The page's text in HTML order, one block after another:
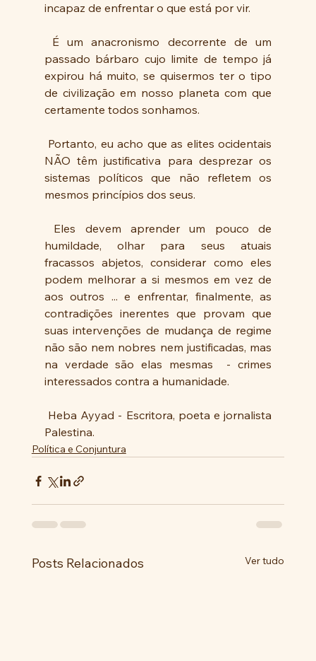
incapaz de enfrentar o que está por vir.
passado bárbaro cujo limite de tempo já
expirou há muito, se quisermos ter o tipo
de civilização em nosso planeta com que
certamente todos sonhamos.
NÃO têm justificativa para desprezar os
sistemas políticos que não refletem os
mesmos princípios dos seus.
humildade, olhar para seus atuais
fracassos abjetos, considerar como eles
podem melhorar a si mesmos em vez de
aos outros ... e enfrentar, finalmente, as
contradições inerentes que provam que
suas intervenções de mudança de regime
não são nem nobres nem justificadas, mas
na verdade são elas mesmas  - crimes
interessados ​​contra a humanidade.
Palestina.
Política e Conjuntura
Posts Relacionados Ver tudo